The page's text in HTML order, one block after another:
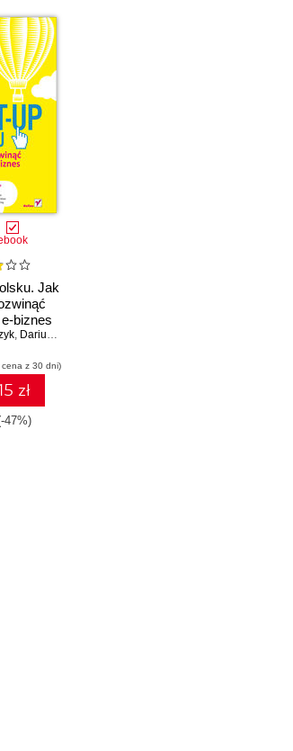
Jak
biznes
, Dariusz Nawojczyk
cena z 30 dni)
zł
47%)